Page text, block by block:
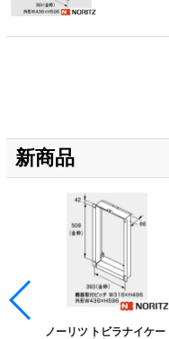
新商品
ノーリツ トビラナイケー